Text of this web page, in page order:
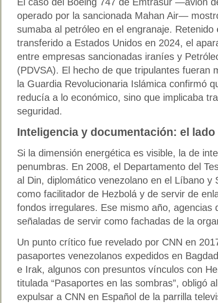
operado por la sancionada Mahan Air—
sumaba al petróleo en el engranaje. Retenido
transferido a Estados Unidos en 2024, el
entre empresas sancionadas iraníes y
(PDVSA). El hecho de que tripulantes fueran
la Guardia Revolucionaria Islámica confirmó
reducía a lo económico, sino que implicaba
seguridad.
Inteligencia y documentación: el
Si la dimensión energética es visible, la de
penumbras. En 2008, el Departamento del
al Din, diplomático venezolano en el Líbano y
como facilitador de Hezbolá y de servir de
fondos irregulares. Ese mismo año, agencias
señaladas de servir como fachadas de la
Un punto crítico fue revelado por CNN en
pasaportes venezolanos expedidos en
e Irak, algunos con presuntos vínculos con
titulada “Pasaportes en las sombras”, obligó
expulsar a CNN en Español de la parrilla